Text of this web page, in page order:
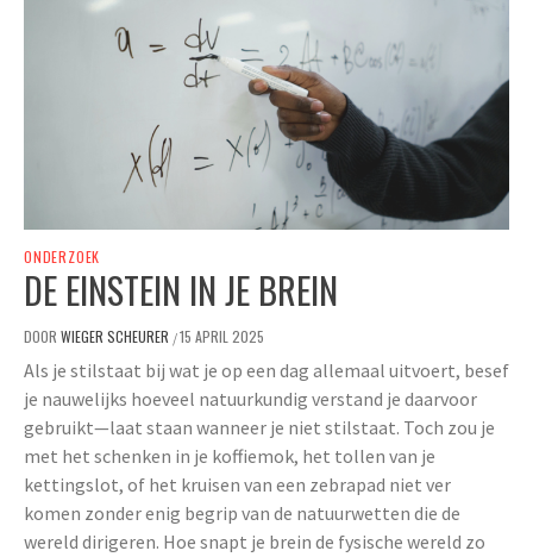
ONDERZOEK
DE EINSTEIN IN JE BREIN
DOOR WIEGER SCHEURER /15 APRIL 2025
Als je stilstaat bij wat je op een dag allemaal uitvoert, besef
je nauwelijks hoeveel natuurkundig verstand je daarvoor
gebruikt—laat staan wanneer je niet stilstaat. Toch zou je
met het schenken in je koffiemok, het tollen van je
kettingslot, of het kruisen van een zebrapad niet ver
komen zonder enig begrip van de natuurwetten die de
wereld dirigeren. Hoe snapt je brein de fysische wereld zo